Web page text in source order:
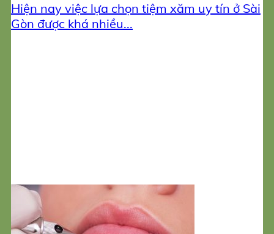
Hiện nay việc lựa chọn tiệm xăm uy tín ở Sài
Gòn được khá nhiều...